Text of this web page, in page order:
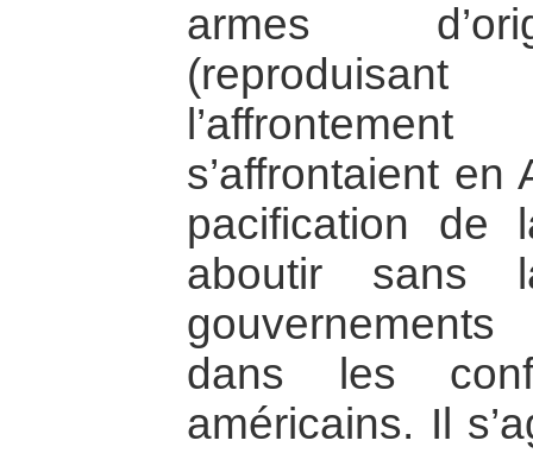
armes
s’affrontaient en
pacification de
aboutir sans
dans les
américains. Il